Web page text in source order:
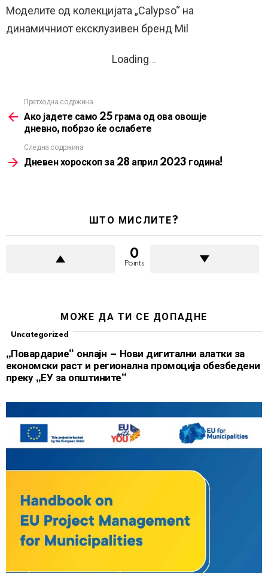
Моделите од колекцијата „Calypso“ на
динамичниот ексклузивен бренд Mil
Loading...
more
Претходна содржина
Ако јадете само 25 грама од ова овошје
дневно, побрзо ќе ослабете
Следна содржина
Дневен хороскоп за 28 април 2023 година!
ШТО МИСЛИТЕ?
0
Points
МОЖЕ ДА ТИ СЕ ДОПАДНЕ
Uncategorized
„Повардарие“ онлајн – Нови дигитални алатки за
економски раст и регионална промоција обезбедени
преку „ЕУ за општините“